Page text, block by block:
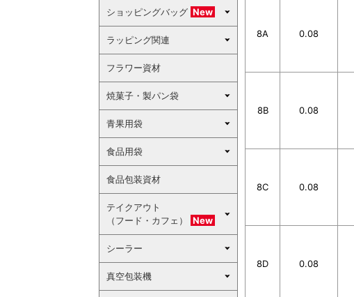
8A 0.08
8B 0.08
8C 0.08
8D 0.08
ショッピングバッグ New
ラッピング関連
フラワー資材
焼菓子・製パン袋
青果用袋
食品用袋
食品包装資材
テイクアウト
（フード・カフェ）
New
シーラー
真空包装機